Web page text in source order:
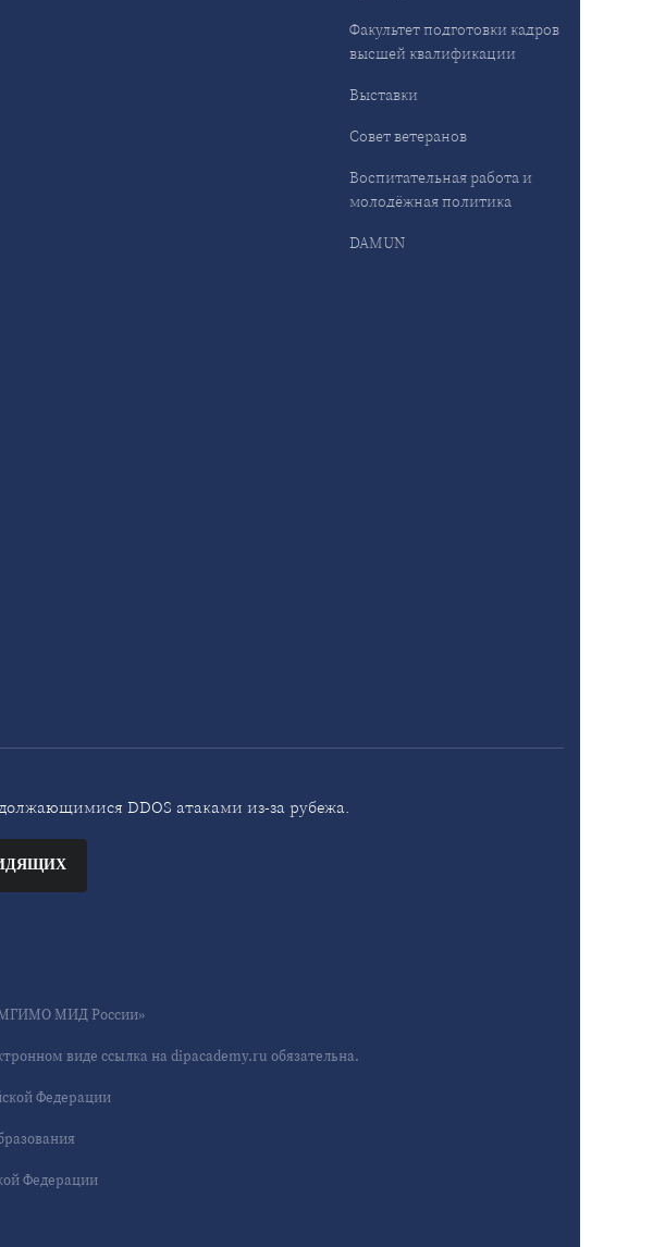
Факультет подготовки кадров
высшей квалификации
Выставки
Совет ветеранов
Воспитательная работа и
молодёжная политика
DAMUN
DDOS атаками из-за рубежа.
МГИМО МИД России»
виде ссылка на dipacademy.ru обязательна.
Федерации
Федерации